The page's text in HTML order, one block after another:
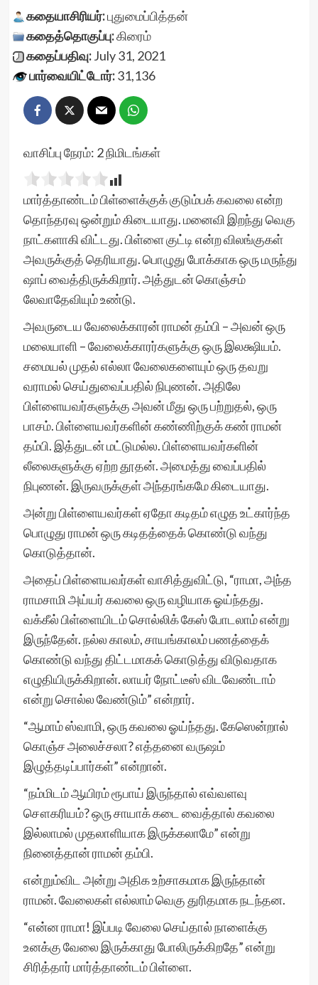
கதையாசிரியர்:புதுமைப்பித்தன்
கதைத்தொகுப்பு:கிரைம்
கதைப்பதிவு:July 31, 2021
பார்வையிட்டோர்:31,136
வாசிப்பு நேரம்: 2நிமிடங்கள்
மார்த்தாண்டம் பிள்ளைக்குக் குடும்பக் கவலை என்ற
தொந்தரவு ஒன்றும் கிடையாது. மனைவி இறந்து வெகு
நாட்களாகி விட்டது. பிள்ளை குட்டி என்ற விலங்குகள்
அவருக்குத் தெரியாது. பொழுது போக்காக ஒரு மருந்து
ஷாப் வைத்திருக்கிறார். அத்துடன் கொஞ்சம்
லேவாதேவியும் உண்டு.
அவருடைய வேலைக்காரன் ராமன் தம்பி – அவன் ஒரு
மலையாளி – வேலைக்காரர்களுக்கு ஒரு இலக்ஷியம்.
சமையல் முதல் எல்லா வேலைகளையும் ஒரு தவறு
வராமல் செய்துவைப்பதில் நிபுணன். அதிலே
பிள்ளையவர்களுக்கு அவன் மீது ஒரு பற்றுதல், ஒரு
பாசம். பிள்ளையவர்களின் கண்ணிற்குக் கண் ராமன்
தம்பி. இத்துடன் மட்டுமல்ல. பிள்ளையவர்களின்
லீலைகளுக்கு ஏற்ற தூதன். அமைத்து வைப்பதில்
நிபுணன். இருவருக்குள் அந்தரங்கமே கிடையாது.
அன்று பிள்ளையவர்கள் ஏதோ கடிதம் எழுத உட்கார்ந்த
பொழுது ராமன் ஒரு கடிதத்தைக் கொண்டு வந்து
கொடுத்தான்.
அதைப் பிள்ளையவர்கள் வாசித்துவிட்டு, “ராமா, அந்த
ராமசாமி அய்யர் கவலை ஒரு வழியாக ஓய்ந்தது.
வக்கீல் பிள்ளையிடம் சொல்லிக் கேஸ் போடலாம் என்று
இருந்தேன். நல்ல காலம், சாயங்காலம் பணத்தைக்
கொண்டு வந்து திட்டமாகக் கொடுத்து விடுவதாக
எழுதியிருக்கிறான். லாயர் நோட்டீஸ் விடவேண்டாம்
என்று சொல்ல வேண்டும்” என்றார்.
“ஆமாம் ஸ்வாமி, ஒரு கவலை ஓய்ந்தது. கேஸென்றால்
கொஞ்ச அலைச்சலா? எத்தனை வருஷம்
இழுத்தடிப்பார்கள்” என்றான்.
“நம்மிடம் ஆயிரம் ரூபாய் இருந்தால் எவ்வளவு
சௌகரியம்? ஒரு சாயாக் கடை வைத்தால் கவலை
இல்லாமல் முதலாளியாக இருக்கலாமே” என்று
நினைத்தான் ராமன் தம்பி.
என்றும்விட அன்று அதிக உற்சாகமாக இருந்தான்
ராமன். வேலைகள் எல்லாம் வெகு துரிதமாக நடந்தன.
“என்ன ராமா! இப்படி வேலை செய்தால் நாளைக்கு
உனக்கு வேலை இருக்காது போலிருக்கிறதே” என்று
சிரித்தார் மார்த்தாண்டம் பிள்ளை.